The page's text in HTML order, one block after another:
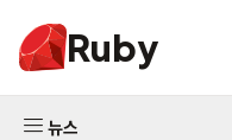
Ruby
뉴스